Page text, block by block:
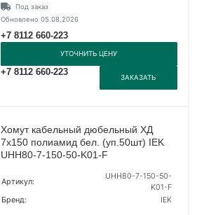
Под заказ
Обновлено 05.08.2026
+7 8112 660-223
УТОЧНИТЬ ЦЕНУ
+7 8112 660-223
ЗАКАЗАТЬ
Хомут кабельный дюбельный ХД
7х150 полиамид бел. (уп.50шт) IEK
UHH80-7-150-50-K01-F
Артикул:
UHH80-7-150-50-
K01-F
Бренд:
IEK